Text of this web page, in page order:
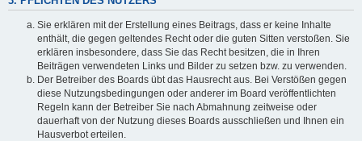
Sie erklären mit der Erstellung eines Beitrags, dass er keine Inhalte
enthält, die gegen geltendes Recht oder die guten Sitten verstoßen. Sie
erklären insbesondere, dass Sie das Recht besitzen, die in Ihren
Beiträgen verwendeten Links und Bilder zu setzen bzw. zu verwenden.
Der Betreiber des Boards übt das Hausrecht aus. Bei Verstößen gegen
diese Nutzungsbedingungen oder anderer im Board veröffentlichten
Regeln kann der Betreiber Sie nach Abmahnung zeitweise oder
dauerhaft von der Nutzung dieses Boards ausschließen und Ihnen ein
Hausverbot erteilen.